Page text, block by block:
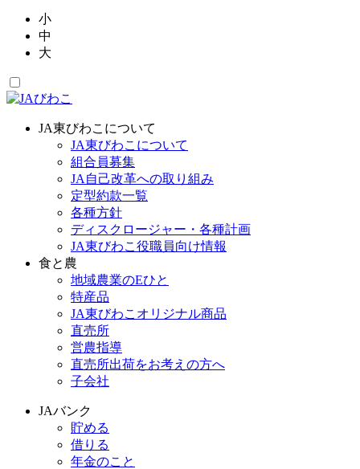
小
中
大
JA東びわこについて
JA東びわこについて
組合員募集
JA自己改革への取り組み
定型約款一覧
各種方針
ディスクロージャー・各種計画
JA東びわこ役職員向け情報
食と農
地域農業のEひと
特産品
JA東びわこオリジナル商品
直売所
営農指導
直売所出荷をお考えの方へ
子会社
JAバンク
貯める
借りる
年金のこと